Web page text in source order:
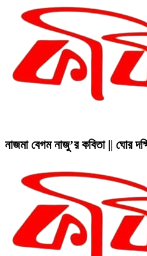
নাজমা বেগম নাজু’র কবিতা || ঘোর